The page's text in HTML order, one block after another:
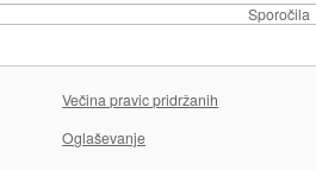
Sporočila
Večina pravic pridržanih
Oglaševanje